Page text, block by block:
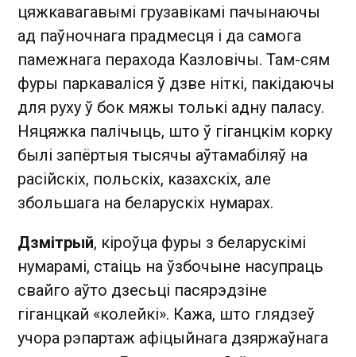
цяжкавагавымі грузавікамі пачынаючы
ад паўночнага прадмесця і да самога
памежнага перахода Казловічы. Там-сям
фуры паркаваліся ў дзве ніткі, пакідаючы
для руху ў бок мяжы толькі адну паласу.
Няцяжка палічыць, што ў гіганцкім корку
былі запёртыя тысячы аўтамабіляў на
расійскіх, польскіх, казахскіх, але
збольшага на беларускіх нумарах.
Дзмітрый, кіроўца фуры з беларускімі
нумарамі, стаіць на ўзбочыне насупраць
свайго аўто дзесьці пасярэдзіне
гіганцкай «колейкі». Кажа, што глядзеў
учора рэпартаж афіцыйнага дзяржаўнага